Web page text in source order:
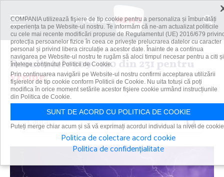
Rezultatele 109 - 120 din 231 pentru
vreme
Caută
COMPANIA utilizează fişiere de tip cookie pentru a personaliza și îmbunătăți
experiența ta pe Website-ul nostru. Te informăm că ne-am actualizat politicile
cu cele mai recente modificări propuse de Regulamentul (UE) 2016/679
protecția persoanelor fizice în ceea ce privește prelucrarea datelor cu caracter
personal și privind libera circulație a acestor date. Înainte de a continua
navigarea pe Website-ul nostru te rugăm să aloci timpul necesar pentru a citi și
înțelege conținutul Politicii de Cookie.
Prin continuarea navigării pe Website-ul nostru confirmi acceptarea utilizării
fişierelor de tip cookie conform Politicii de Cookie. Nu uita totuși că poți
modifica în orice moment setările acestor fişiere cookie urmând instrucțiunile
din Politica de Cookie.
SUNT DE ACORD CU POLITICA DE COOKIE
Puteți merge chiar acum și să vă exprimați acordul individual la nivel de
Politica de colectare acord cookie
Politica de confidențialitate